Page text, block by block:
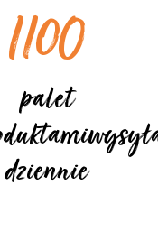
1100
palet
dziennie